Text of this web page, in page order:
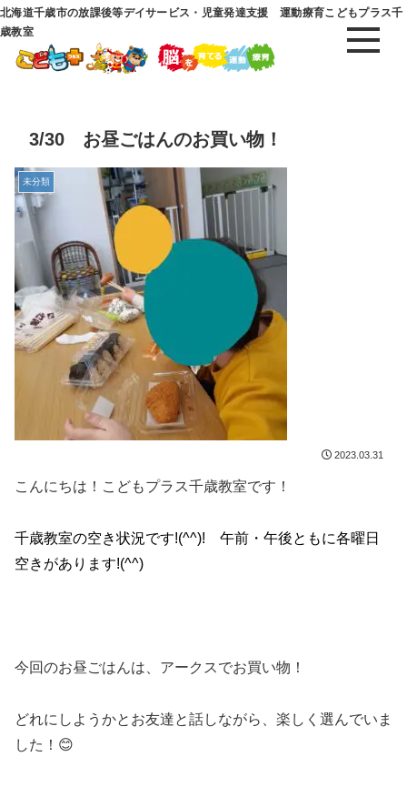
北海道千歳市の放課後等デイサービス・児童発達支援 運動療育こどもプラス千
歳教室
3/30 お昼ごはんのお買い物！
未分類
2023.03.31
こんにちは！こどもプラス千歳教室です！
千歳教室の空き状況です!(^^)! 午前・午後ともに各曜日
空きがあります!(^^)
今回のお昼ごはんは、アークスでお買い物！
どれにしようかとお友達と話しながら、楽しく選んでいま
した！😊